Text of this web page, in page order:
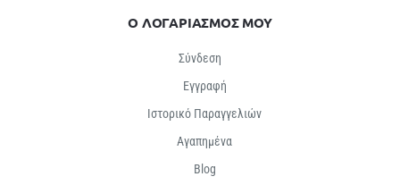
Ο ΛΟΓΑΡΙΑΣΜΟΣ ΜΟΥ
Σύνδεση
Εγγραφή
Ιστορικό Παραγγελιών
Αγαπημένα
Βlog